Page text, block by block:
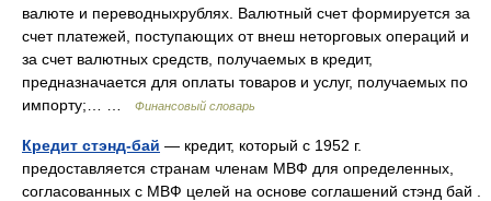
валюте и переводныхрублях. Валютный счет формируется за
счет платежей, поступающих от внеш неторговых операций и
за счет валютных средств, получаемых в кредит,
предназначается для оплаты товаров и услуг, получаемых по
импорту;… …
Финансовый словарь
Кредит стэнд-бай — кредит, который с 1952 г.
предоставляется странам членам МВФ для определенных,
согласованных с МВФ целей на основе соглашений стэнд бай .